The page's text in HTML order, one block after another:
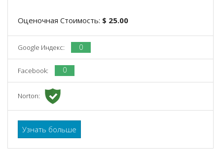
Оценочная Стоимость: $ 25.00
Google Индекс: 0
Facebook: 0
Norton:
Узнать больше